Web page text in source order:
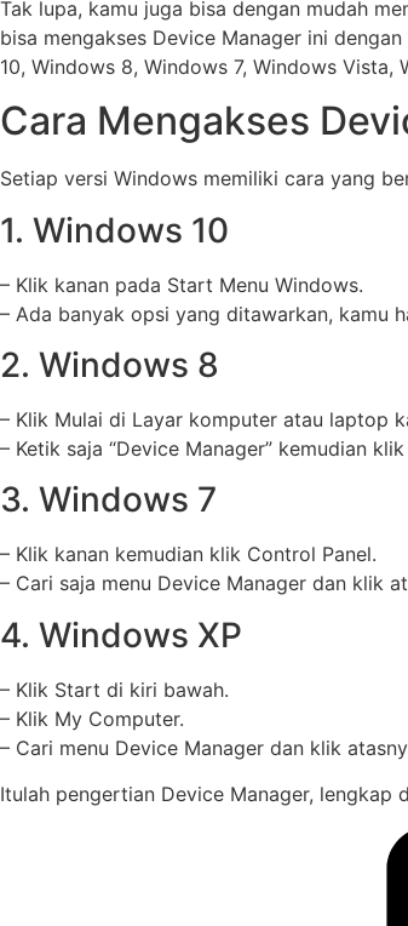
Tak lupa, kamu juga bisa dengan mudah
bisa mengakses Device Manager ini
10, Windows 8, Windows 7, Windows
Cara Mengakses
Setiap versi Windows memiliki cara yang
1. Windows 10
– Klik kanan pada Start Menu Windows.
– Ada banyak opsi yang ditawarkan, kamu
2. Windows 8
– Klik Mulai di Layar komputer atau laptop
– Ketik saja “Device Manager” kemudian klik
3. Windows 7
– Klik kanan kemudian klik Control Panel.
– Cari saja menu Device Manager dan klik
4. Windows XP
– Klik Start di kiri bawah.
– Klik My Computer.
– Cari menu Device Manager dan klik
Itulah pengertian Device Manager, lengkap